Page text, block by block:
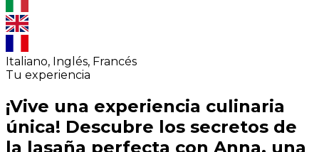
Italiano, Inglés, Francés
Tu experiencia
¡Vive una experiencia culinaria
única! Descubre los secretos de
la lasaña perfecta con Anna, una